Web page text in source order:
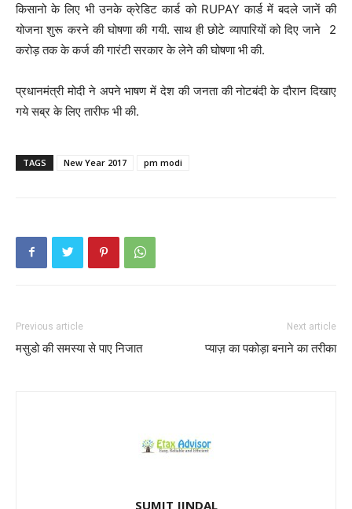
किसानो के लिए भी उनके क्रेडिट कार्ड को RUPAY कार्ड में बदले जानें की
योजना शुरू करने की घोषणा की गयी. साथ ही छोटे व्यापारियों को दिए जाने 2
करोड़ तक के कर्ज की गारंटी सरकार के लेने की घोषणा भी की.
प्रधानमंत्री मोदी ने अपने भाषण में देश की जनता की नोटबंदी के दौरान दिखाए
गये सब्र के लिए तारीफ भी की.
TAGS New Year 2017 pm modi
Previous article
मसुडो की समस्या से पाए निजात
Next article
प्याज़ का पकोड़ा बनाने का तरीका
SUMIT JINDAL